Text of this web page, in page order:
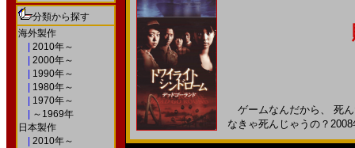
分類から探す
海外製作
2010年～
2000年～
1990年～
1980年～
1970年～
～1969年
日本製作
2010年～
ゲームなんだから、 死
なきゃ死んじゃうの？